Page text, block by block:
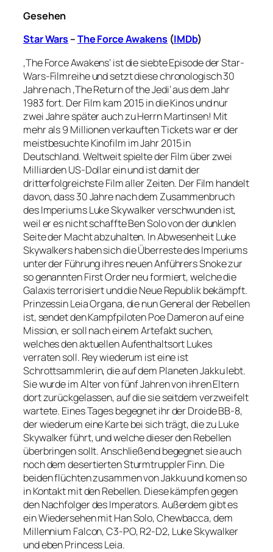
Gesehen
Star Wars–The Force Awakens (IMDb)
‚The Force Awakens‘ ist die siebte Episode der Star-
Wars-Filmreihe und setzt diese chronologisch 30
Jahre nach ‚The Return of the Jedi‘ aus dem Jahr
1983 fort. Der Film kam 2015 in die Kinos und nur
zwei Jahre später auch zu Herrn Martinsen! Mit
mehr als 9 Millionen verkauften Tickets war er der
meistbesuchte Kinofilm im Jahr 2015 in
Deutschland. Weltweit spielte der Film über zwei
Milliarden US-Dollar ein und ist damit der
dritterfolgreichste Film aller Zeiten. Der Film handelt
davon, dass 30 Jahre nach dem Zusammenbruch
des Imperiums Luke Skywalker verschwunden ist,
weil er es nicht schaffte Ben Solo von der dunklen
Seite der Macht abzuhalten. In Abwesenheit Luke
Skywalkers haben sich die Überreste des Imperiums
unter der Führung ihres neuen Anführers Snoke zur
so genannten First Order neu formiert, welche die
Galaxis terrorisiert und die Neue Republik bekämpft.
Prinzessin Leia Organa, die nun General der Rebellen
ist, sendet den Kampfpiloten Poe Dameron auf eine
Mission, er soll nach einem Artefakt suchen,
welches den aktuellen Aufenthaltsort Lukes
verraten soll. Rey wiederum ist eine ist
Schrottsammlerin, die auf dem Planeten Jakku lebt.
Sie wurde im Alter von fünf Jahren von ihren Eltern
dort zurückgelassen, auf die sie seitdem verzweifelt
wartete. Eines Tages begegnet ihr der Droide BB-8,
der wiederum eine Karte bei sich trägt, die zu Luke
Skywalker führt, und welche dieser den Rebellen
überbringen sollt. Anschließend begegnet sie auch
noch dem desertierten Sturmtruppler Finn. Die
beiden flüchten zusammen von Jakku und komen so
in Kontakt mit den Rebellen. Diese kämpfen gegen
den Nachfolger des Imperators. Außerdem gibt es
ein Wiedersehen mit Han Solo, Chewbacca, dem
Millennium Falcon, C3-PO, R2-D2, Luke Skywalker
und eben Princess Leia.